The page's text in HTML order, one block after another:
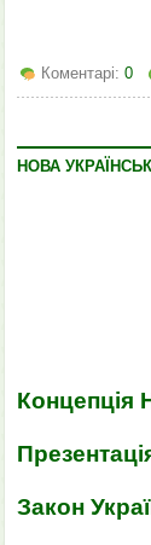
Коментарі: 0
НОВА
Закон